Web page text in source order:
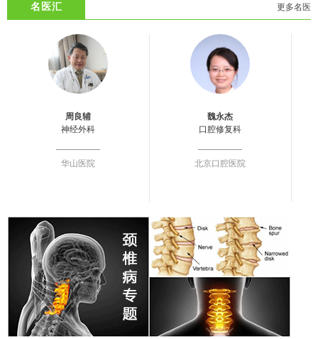
名医汇 更多名医
周良辅
神经外科
华山医院
魏永杰
口腔修复科
北京口腔医院